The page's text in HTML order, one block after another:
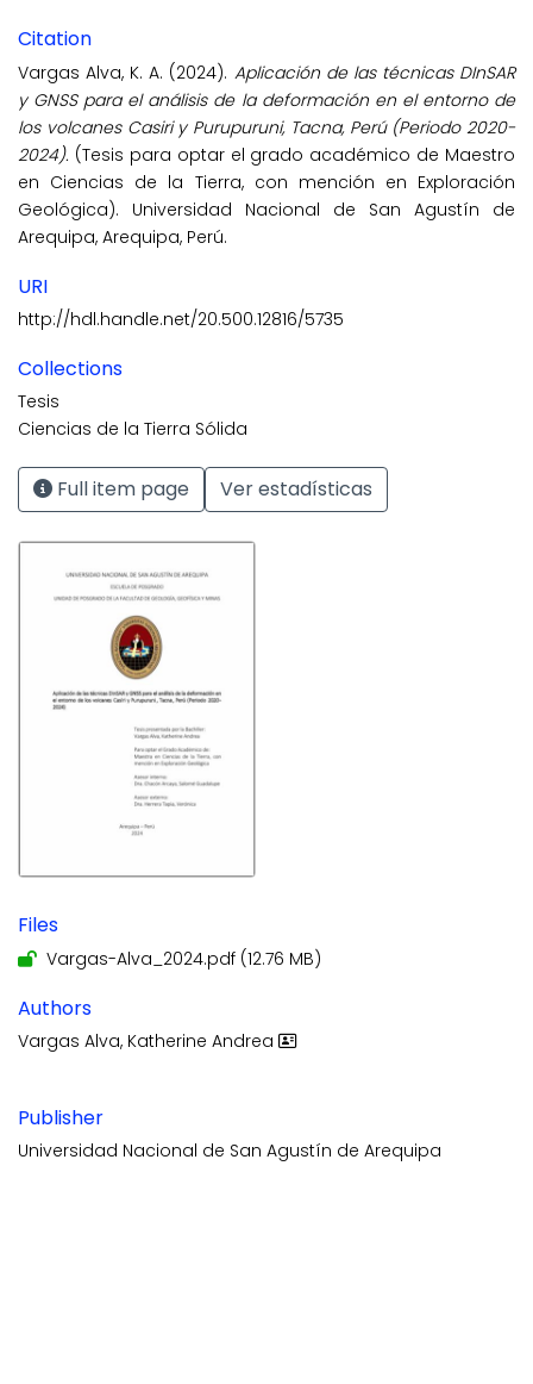
Citation
Vargas Alva, K. A. (2024). Aplicación de las técnicas DInSAR
y GNSS para el análisis de la deformación en el entorno de
los volcanes Casiri y Purupuruni, Tacna, Perú (Periodo 2020-
2024). (Tesis para optar el grado académico de Maestro
en Ciencias de la Tierra, con mención en Exploración
Geológica). Universidad Nacional de San Agustín de
Arequipa, Arequipa, Perú.
URI
http://hdl.handle.net/20.500.12816/5735
Collections
Tesis
Ciencias de la Tierra Sólida
Full item page Ver estadísticas
Files
Vargas-Alva_2024.pdf (12.76 MB)
Authors
Vargas Alva, Katherine Andrea
Publisher
Universidad Nacional de San Agustín de Arequipa